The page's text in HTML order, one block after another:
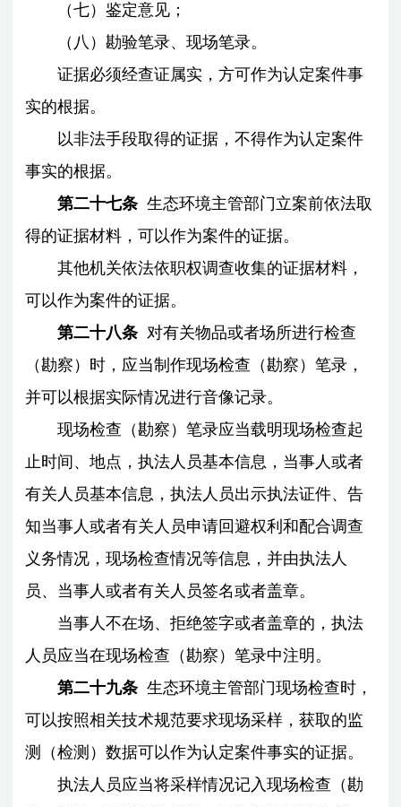
（七）鉴定意见；
（八）勘验笔录、现场笔录。
证据必须经查证属实，方可作为认定案件事
实的根据。
以非法手段取得的证据，不得作为认定案件
事实的根据。
第二十七条 生态环境主管部门立案前依法取
得的证据材料，可以作为案件的证据。
其他机关依法依职权调查收集的证据材料，
可以作为案件的证据。
第二十八条 对有关物品或者场所进行检查
（勘察）时，应当制作现场检查（勘察）笔录，
并可以根据实际情况进行音像记录。
现场检查（勘察）笔录应当载明现场检查起
止时间、地点，执法人员基本信息，当事人或者
有关人员基本信息，执法人员出示执法证件、告
知当事人或者有关人员申请回避权利和配合调查
义务情况，现场检查情况等信息，并由执法人
员、当事人或者有关人员签名或者盖章。
当事人不在场、拒绝签字或者盖章的，执法
人员应当在现场检查（勘察）笔录中注明。
第二十九条 生态环境主管部门现场检查时，
可以按照相关技术规范要求现场采样，获取的监
测（检测）数据可以作为认定案件事实的证据。
执法人员应当将采样情况记入现场检查（勘